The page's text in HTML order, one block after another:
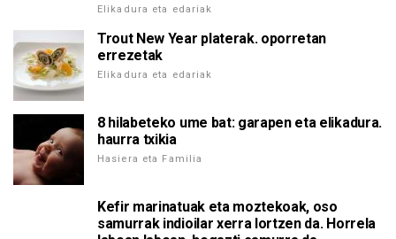
Elikadura eta edariak
Trout New Year platerak. oporretan
errezetak
Elikadura eta edariak
8 hilabeteko ume bat: garapen eta elikadura.
haurra txikia
Hasiera eta Familia
Kefir marinatuak eta moztekoak, oso
samurrak indioilar xerra lortzen da. Horrela